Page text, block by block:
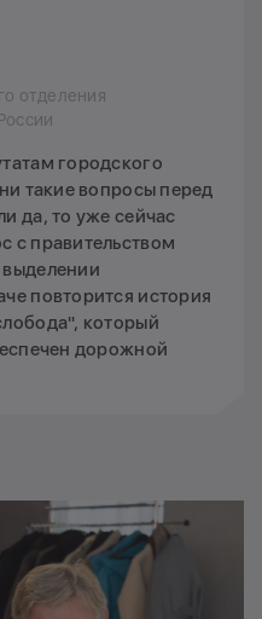
отделения
городского
такие вопросы перед
да, то уже сейчас
с правительством
повторится история
который
дорожной